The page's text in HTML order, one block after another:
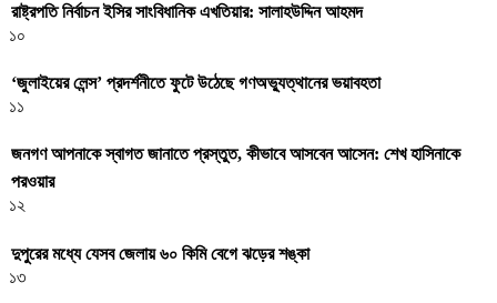
রাষ্ট্রপতি নির্বাচন ইসির সাংবিধানিক এখতিয়ার: সালাহউদ্দিন আহমদ
১০
‘জুলাইয়ের লেন্স’ প্রদর্শনীতে ফুটে উঠেছে গণঅভ্যুত্থানের ভয়াবহতা
১১
জনগণ আপনাকে স্বাগত জানাতে প্রস্তুত, কীভাবে আসবেন আসেন: শেখ হাসিনাকে
পরওয়ার
১২
দুপুরের মধ্যে যেসব জেলায় ৬০ কিমি বেগে ঝড়ের শঙ্কা
১৩